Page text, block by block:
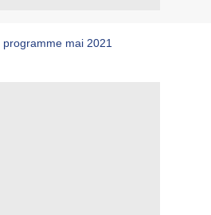
programme mai 2021